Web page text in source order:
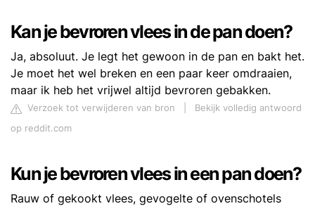
Kan je bevroren vlees in de pan doen?
Ja, absoluut. Je legt het gewoon in de pan en bakt het.
Je moet het wel breken en een paar keer omdraaien,
maar ik heb het vrijwel altijd bevroren gebakken.
Verzoek tot verwijderen van bron
Bekijk volledig antwoord
op reddit.com
Kun je bevroren vlees in een pan doen?
Rauw of gekookt vlees, gevogelte of ovenschotels